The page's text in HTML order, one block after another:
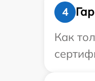
4
Как